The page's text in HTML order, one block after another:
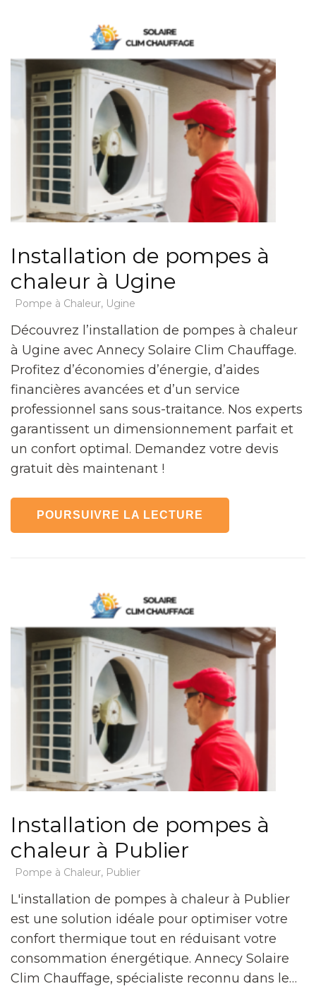
Installation de pompes à
chaleur à Ugine
Pompe à Chaleur, Ugine
Découvrez l’installation de pompes à chaleur
à Ugine avec Annecy Solaire Clim Chauffage.
Profitez d’économies d’énergie, d’aides
financières avancées et d’un service
professionnel sans sous-traitance. Nos experts
garantissent un dimensionnement parfait et
un confort optimal. Demandez votre devis
gratuit dès maintenant !
POURSUIVRE LA LECTURE
Installation de pompes à
chaleur à Publier
Pompe à Chaleur, Publier
L'installation de pompes à chaleur à Publier
est une solution idéale pour optimiser votre
confort thermique tout en réduisant votre
consommation énergétique. Annecy Solaire
Clim Chauffage, spécialiste reconnu dans le…